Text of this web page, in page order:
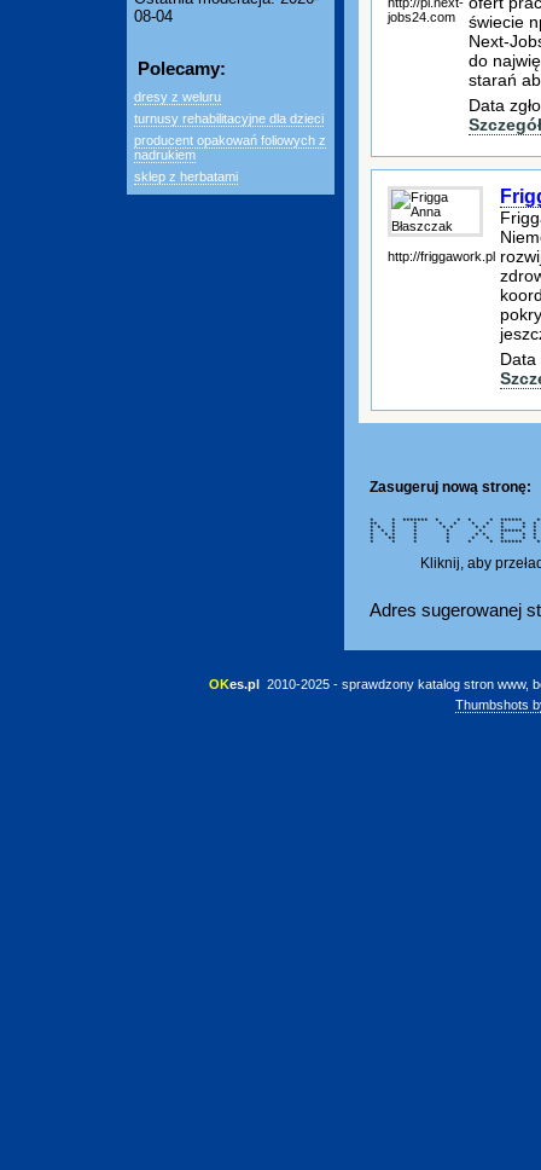
08-04
Polecamy:
dresy z weluru
turnusy rehabilitacyjne dla dzieci
producent opakowań foliowych z
nadrukiem
sklep z herbatami
jobs24.com
świecie
Next-
do
starań
Data
http://friggawork.pl
Data
Zasugeruj nową stronę:
* * ******* * * * * ******
** * * * * * * * *
* * * * * * * * * *
* * * * * * ****** * *
* * * * * * * *
* ** * * * * *
* * * * * * ******
Kliknij, aby
Adres sugerowanej
OKes.pl 2010-2025 - sprawdzony katalog stron www,
Thumbshots